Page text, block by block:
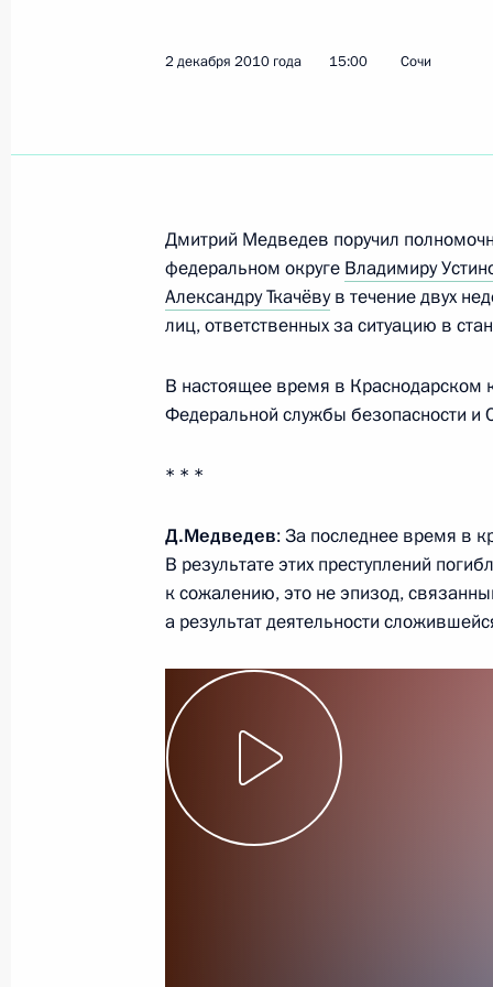
Вступительное слово на
2 декабря 2010 года, четверг
Чемпионат мира по футболу 2018
2 декабря 2010 года, 21:00
Ткачёвым
2 декабря 2010 года, 15:00
Выдержки из беседы с
2 декабря 2010 года, 14:00
1 декабря 2010 года, среда
2 декабря 2010 года 15:00 Сочи
Дмитрий Медведев поручил
федеральном округе Владимиру
Александру Ткачёвув течение двух
лиц, ответственных за ситуацию в
В настоящее время в Краснодарском
Федеральной службы безопасности и
* * *
Д.Медведев: За последнее время в
В результате этих преступлений
к сожалению, это не эпизод,
а результат деятельности